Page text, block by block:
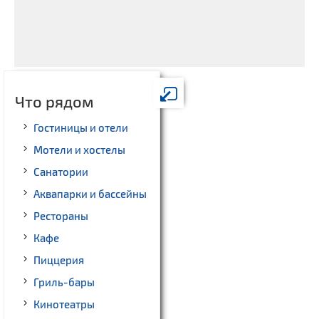
Что рядом
Гостиницы и отели
Мотели и хостелы
Санатории
Аквапарки и бассейны
Рестораны
Кафе
Пиццерия
Гриль-бары
Кинотеатры